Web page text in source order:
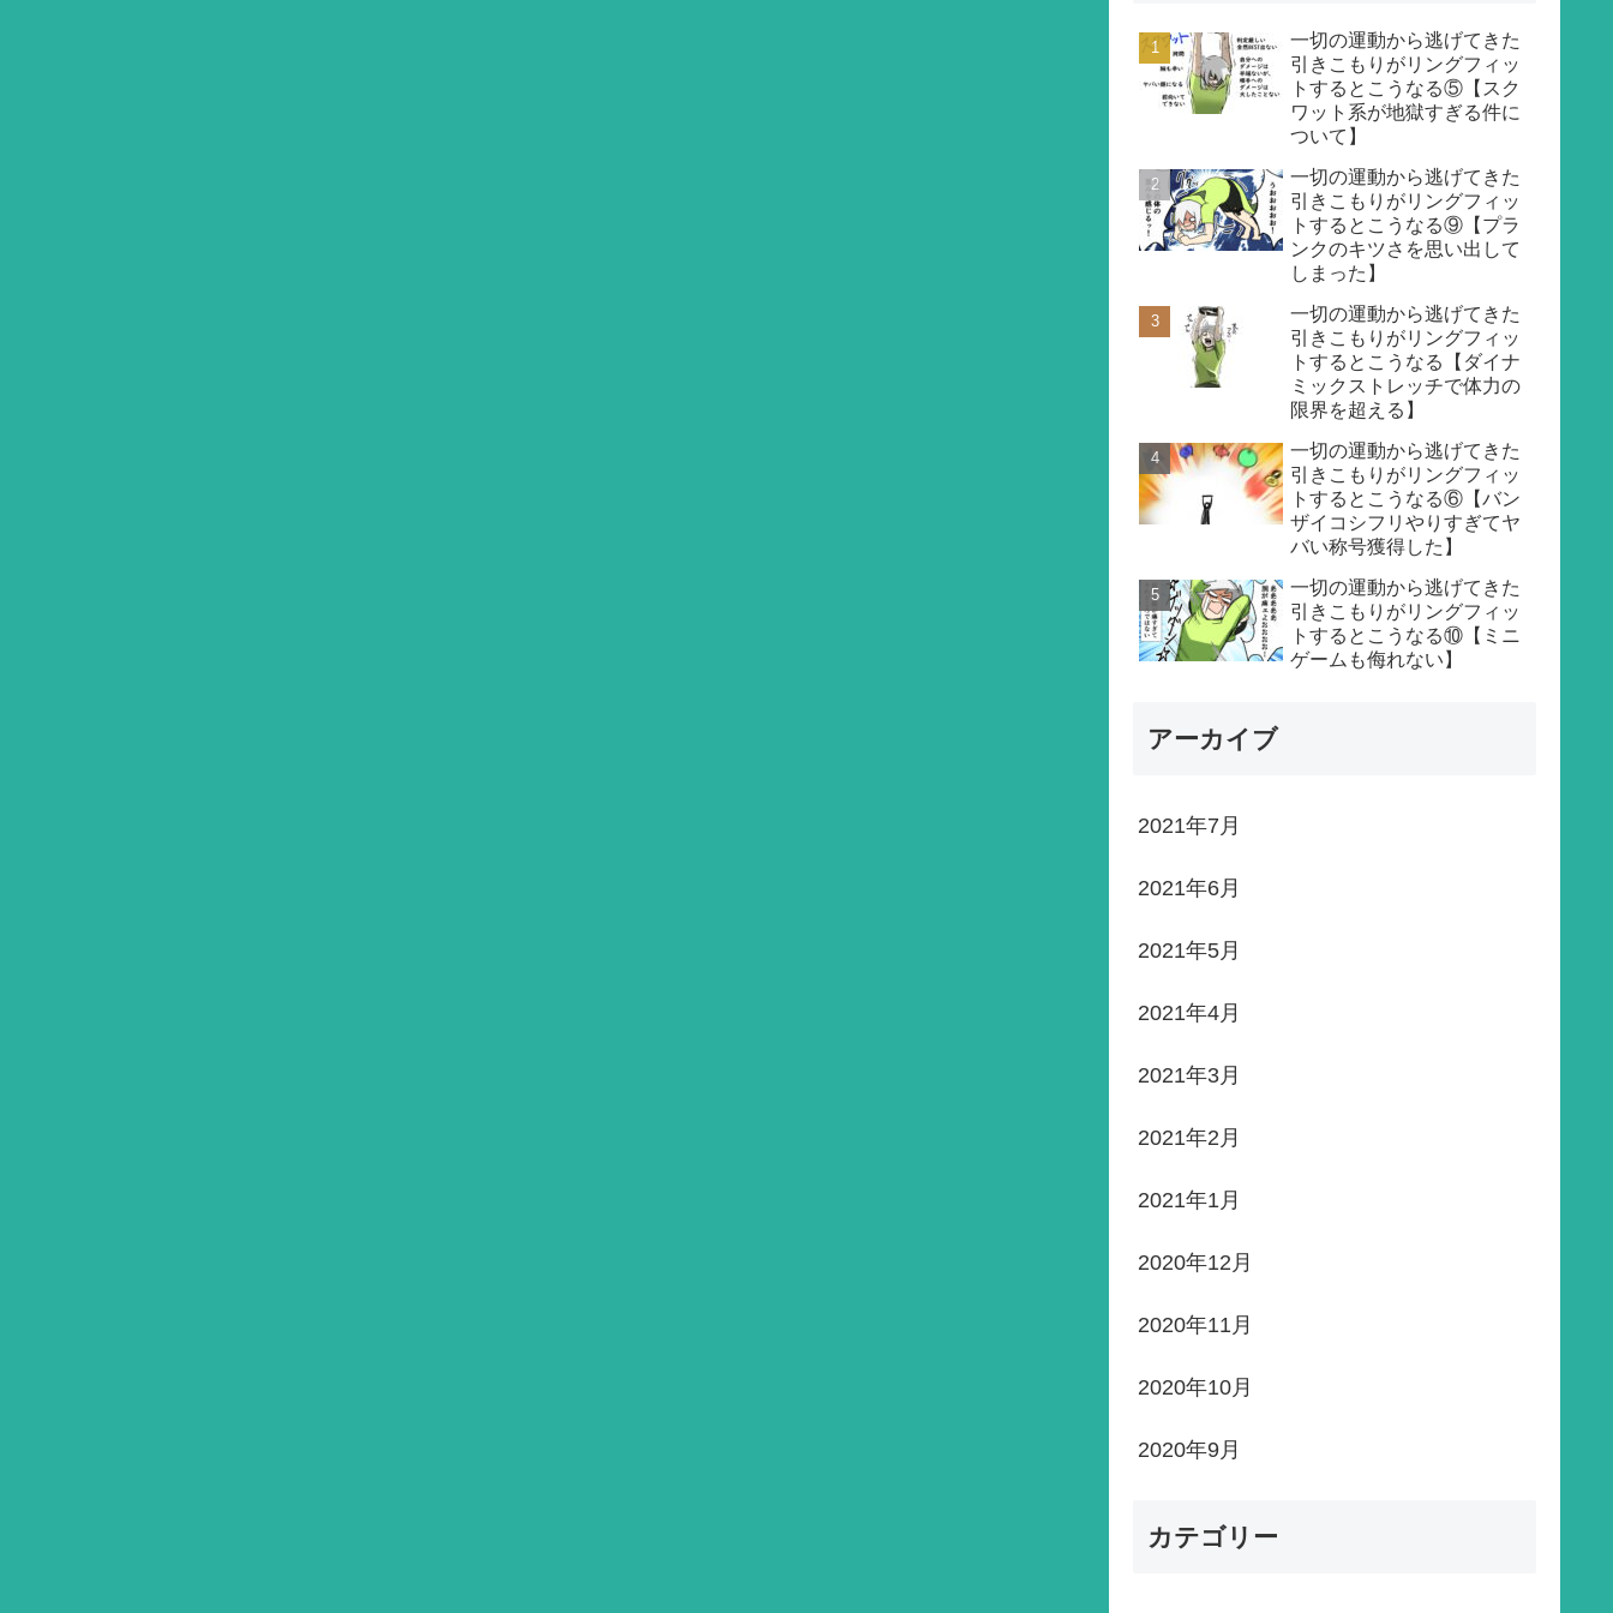
一切の運動から逃げてきた
引きこもりがリングフィッ
トするとこうなる⑤【スク
ワット系が地獄すぎる件に
ついて】
一切の運動から逃げてきた
引きこもりがリングフィッ
トするとこうなる⑨【プラ
ンクのキツさを思い出して
しまった】
一切の運動から逃げてきた
引きこもりがリングフィッ
トするとこうなる【ダイナ
ミックストレッチで体力の
限界を超える】
一切の運動から逃げてきた
引きこもりがリングフィッ
トするとこうなる⑥【バン
ザイコシフリやりすぎてヤ
バい称号獲得した】
一切の運動から逃げてきた
引きこもりがリングフィッ
トするとこうなる⑩【ミニ
ゲームも侮れない】
アーカイブ
2021年7月
2021年6月
2021年5月
2021年4月
2021年3月
2021年2月
2021年1月
2020年12月
2020年11月
2020年10月
2020年9月
カテゴリー